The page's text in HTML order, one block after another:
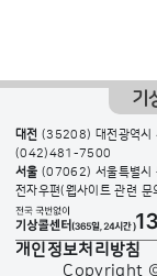
기
대전 (35208) 대전광역시
(042)481-7500
서울 (07062) 서울특별시
전자우편(웹사이트 관련
개인정보처리방침
Copyright